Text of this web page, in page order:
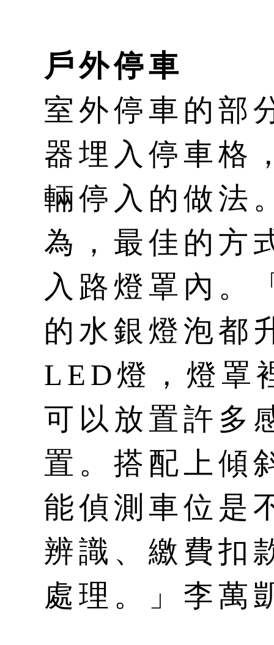
戶外停車
室外停車的部
器埋入停車格
輛停入的做法
為，最佳的方
入路燈罩內。
的水銀燈泡都
LED燈，燈罩
可以放置許多
置。搭配上傾
能偵測車位是
辨識、繳費扣
處理。」李萬